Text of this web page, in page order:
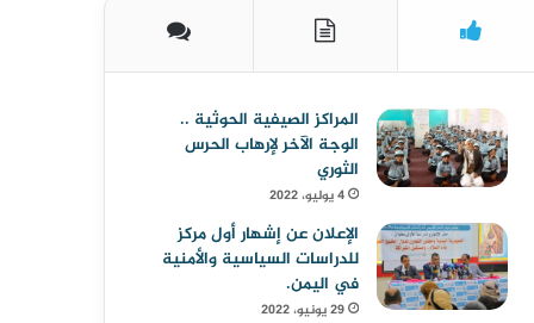
المراكز الصيفية الحوثية ..
الوجة الآخر لإرهاب الحرس
الثوري
4 يوليو، 2022
الإعلان عن إشهار أول مركز
للدراسات السياسية والأمنية
في اليمن.
29 يونيو، 2022